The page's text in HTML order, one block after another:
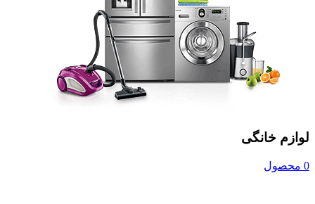
لوازم خانگی
0 محصول